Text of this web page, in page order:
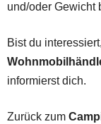
und/oder Gewicht
Bist du
informierst dich.
Zurück zum